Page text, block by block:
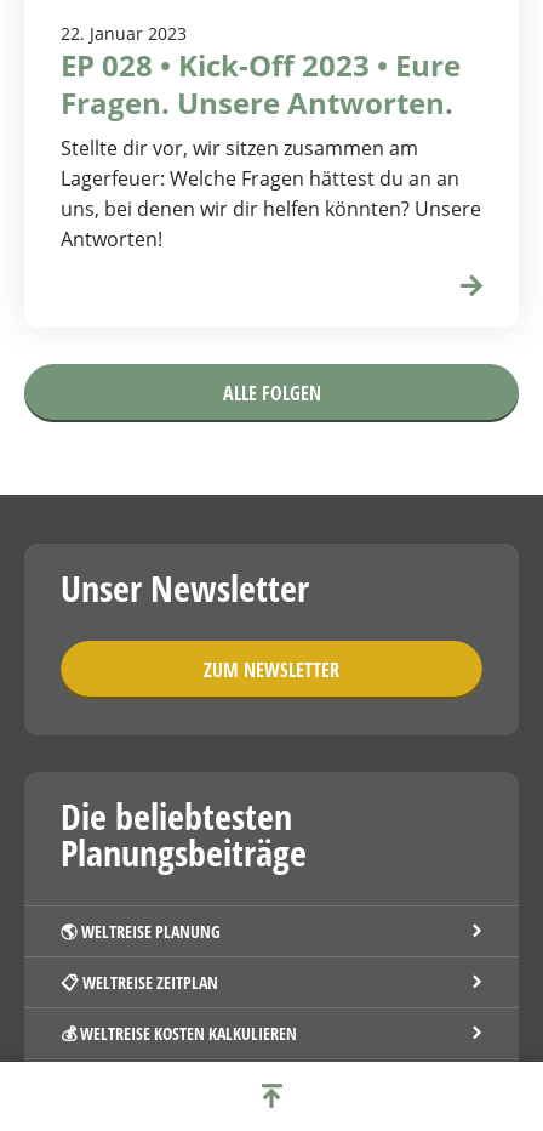
22. Januar 2023
EP 028 • Kick-Off 2023 • Eure
Fragen. Unsere Antworten.
Stellte dir vor, wir sitzen zusammen am
Lagerfeuer: Welche Fragen hättest du an an
uns, bei denen wir dir helfen könnten? Unsere
Antworten!
ALLE FOLGEN
Unser Newsletter
ZUM NEWSLETTER
Die beliebtesten
Planungsbeiträge
🌎 WELTREISE PLANUNG
📋 WELTREISE ZEITPLAN
💰 WELTREISE KOSTEN KALKULIEREN
💳 BESTE KREDITKARTE FÜR WELTREISE